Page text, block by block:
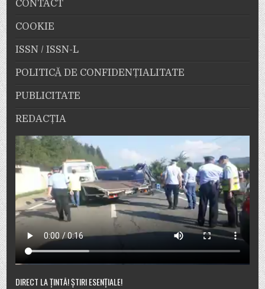
CONTACT
COOKIE
ISSN / ISSN-L
POLITICĂ DE CONFIDENȚIALITATE
PUBLICITATE
REDACȚIA
DIRECT LA ȚINTĂ! ȘTIRI ESENȚIALE!